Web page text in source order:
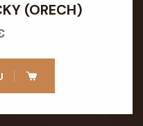
(ORECH)